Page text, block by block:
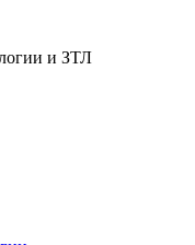
и ЗТЛ